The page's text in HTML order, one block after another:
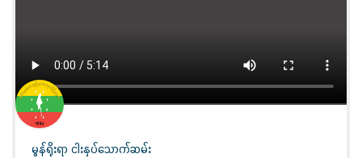
မွန်ရိုးရာ ငါးနှပ်သောက်ဆမ်း